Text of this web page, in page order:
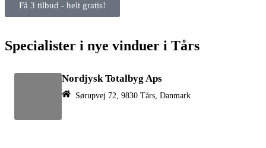
Få 3 tilbud - helt gratis!
Specialister i nye vinduer i Tårs
Nordjysk Totalbyg Aps
Sørupvej 72, 9830 Tårs, Danmark